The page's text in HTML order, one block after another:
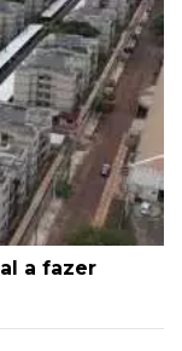
a fazer